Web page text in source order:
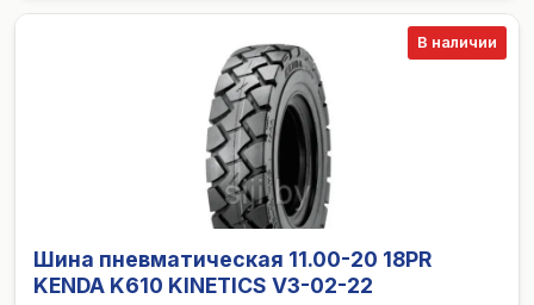
В наличии
Шина пневматическая 11.00-20 18PR
KENDA K610 KINETICS V3-02-22